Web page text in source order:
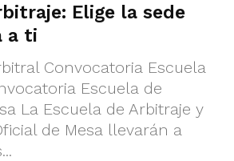
Elige la sede
a ti
Convocatoria Escuela
Escuela de
La Escuela de Arbitraje y
de Mesa llevarán a